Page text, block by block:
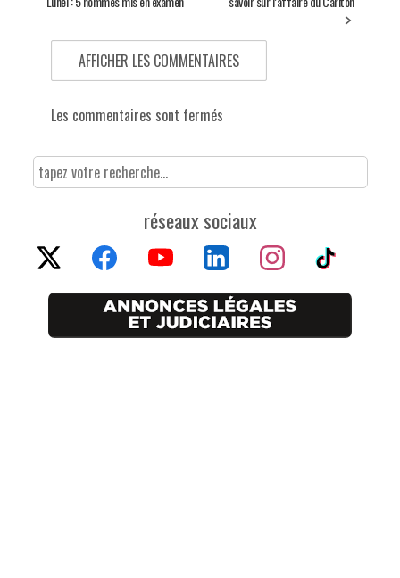
AFFICHER LES COMMENTAIRES
Les commentaires sont fermés
réseaux sociaux